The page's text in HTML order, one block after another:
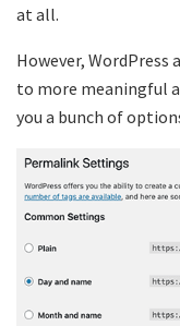
at all.
However, WordPress
to more meaningful
you a bunch of